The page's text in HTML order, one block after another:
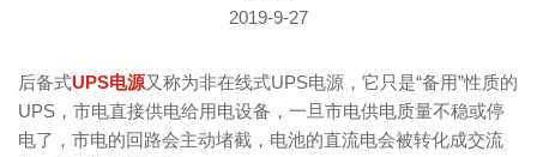
2019-9-27
后备式UPS电源又称为非在线式UPS电源，它只是“备用”性质的
UPS，市电直接供电给用电设备，一旦市电供电质量不稳或停
电了，市电的回路会主动堵截，电池的直流电会被转化成交流